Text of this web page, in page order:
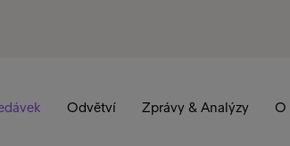
Odvětví Zprávy & Analýzy O